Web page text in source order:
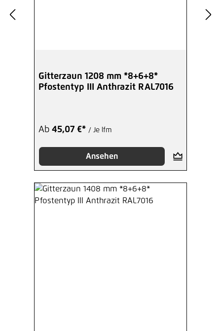
Gitterzaun 1208 mm *8+6+8*
Pfostentyp III Anthrazit RAL7016
Ab 45,07 €* / Je lfm
Ansehen